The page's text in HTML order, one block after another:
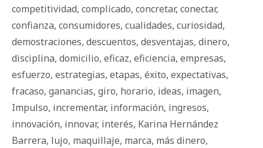
competitividad, complicado, concretar, conectar,
confianza, consumidores, cualidades, curiosidad,
demostraciones, descuentos, desventajas, dinero,
disciplina, domicilio, eficaz, eficiencia, empresas,
esfuerzo, estrategias, etapas, éxito, expectativas,
fracaso, ganancias, giro, horario, ideas, imagen,
Impulso, incrementar, información, ingresos,
innovación, innovar, interés, Karina Hernández
Barrera, lujo, maquillaje, marca, más dinero,